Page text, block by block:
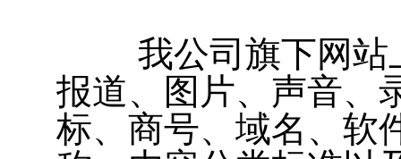
我公司旗下网站上
报道、图片、声音、
标、商号、域名、软